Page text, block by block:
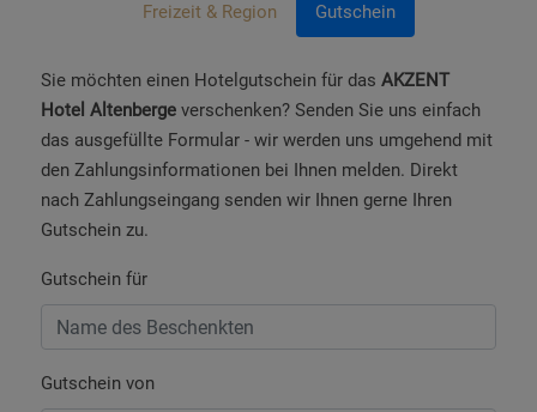
Freizeit & Region Gutschein
Sie möchten einen Hotelgutschein für das AKZENT
Hotel Altenberge verschenken? Senden Sie uns einfach
das ausgefüllte Formular - wir werden uns umgehend mit
den Zahlungsinformationen bei Ihnen melden. Direkt
nach Zahlungseingang senden wir Ihnen gerne Ihren
Gutschein zu.
Gutschein für
Gutschein von